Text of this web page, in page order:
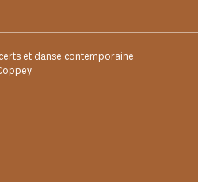
et danse contemporaine